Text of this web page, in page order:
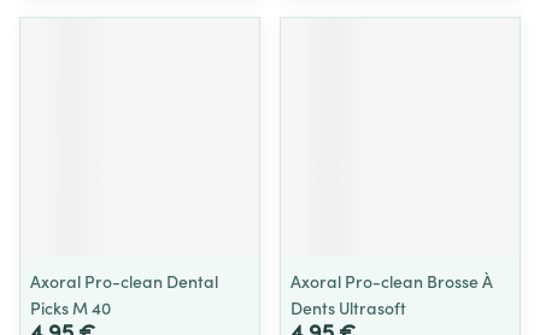
Axoral Pro-clean Dental
Picks M 40
Axoral Pro-clean Brosse À
Dents Ultrasoft